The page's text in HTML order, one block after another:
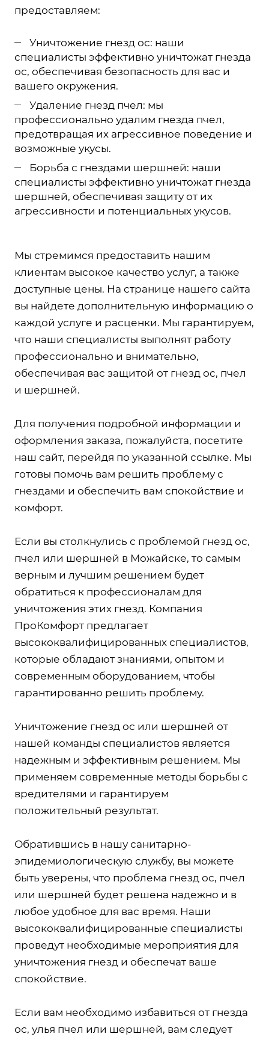
предоставляем:
Уничтожение гнезд ос: наши
специалисты эффективно уничтожат гнезда
ос, обеспечивая безопасность для вас и
вашего окружения.
Удаление гнезд пчел: мы
профессионально удалим гнезда пчел,
предотвращая их агрессивное поведение и
возможные укусы.
Борьба с гнездами шершней: наши
специалисты эффективно уничтожат гнезда
шершней, обеспечивая защиту от их
агрессивности и потенциальных укусов.
Мы стремимся предоставить нашим
клиентам высокое качество услуг, а также
доступные цены. На странице нашего сайта
вы найдете дополнительную информацию о
каждой услуге и расценки. Мы гарантируем,
что наши специалисты выполнят работу
профессионально и внимательно,
обеспечивая вас защитой от гнезд ос, пчел
и шершней.
Для получения подробной информации и
оформления заказа, пожалуйста, посетите
наш сайт, перейдя по указанной ссылке. Мы
готовы помочь вам решить проблему с
гнездами и обеспечить вам спокойствие и
комфорт.
Если вы столкнулись с проблемой гнезд ос,
пчел или шершней в Можайске, то самым
верным и лучшим решением будет
обратиться к профессионалам для
уничтожения этих гнезд. Компания
ПроКомфорт предлагает
высококвалифицированных специалистов,
которые обладают знаниями, опытом и
современным оборудованием, чтобы
гарантированно решить проблему.
Уничтожение гнезд ос или шершней от
нашей команды специалистов является
надежным и эффективным решением. Мы
применяем современные методы борьбы с
вредителями и гарантируем
положительный результат.
Обратившись в нашу санитарно-
эпидемиологическую службу, вы можете
быть уверены, что проблема гнезд ос, пчел
или шершней будет решена надежно и в
любое удобное для вас время. Наши
высококвалифицированные специалисты
проведут необходимые мероприятия для
уничтожения гнезд и обеспечат ваше
спокойствие.
Если вам необходимо избавиться от гнезда
ос, улья пчел или шершней, вам следует